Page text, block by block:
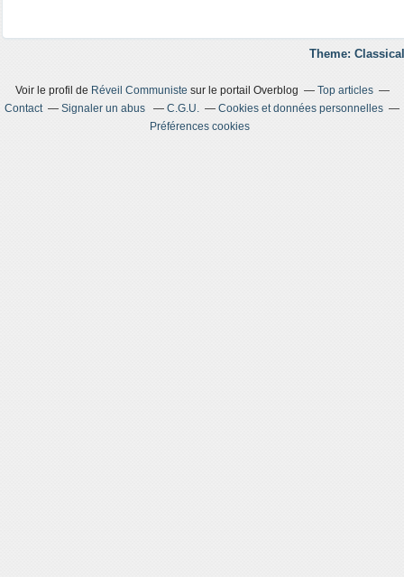
Theme:
Voir le profil de Réveil Communiste sur le portail Overblog
Top articles
Contact
Signaler un abus C.G.U.
Cookies et données personnelles
Préférences cookies